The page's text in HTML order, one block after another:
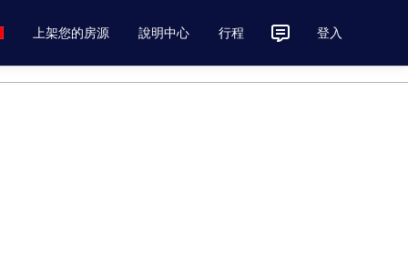
上架您的房源 說明中心 行程 登入